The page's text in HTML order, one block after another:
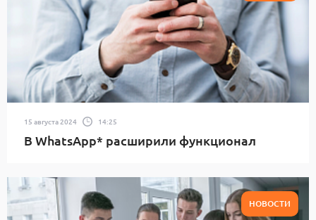
15 августа 2024 14:25
В WhatsApp* расширили функционал
НОВОСТИ